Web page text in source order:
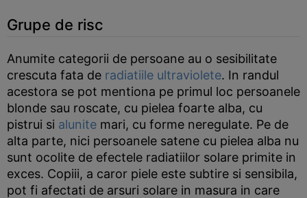
Grupe de risc
Anumite categorii de persoane au o sesibilitate
crescuta fata de radiatiile ultraviolete. In randul
acestora se pot mentiona pe primul loc persoanele
blonde sau roscate, cu pielea foarte alba, cu
pistrui si alunite mari, cu forme neregulate. Pe de
alta parte, nici persoanele satene cu pielea alba nu
sunt ocolite de efectele radiatiilor solare primite in
exces. Copiii, a caror piele este subtire si sensibila,
pot fi afectati de arsuri solare in masura in care